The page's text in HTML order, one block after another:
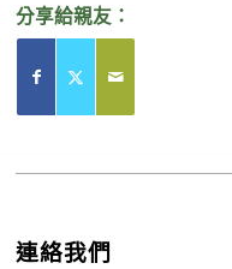
分享給親友：
連絡我們